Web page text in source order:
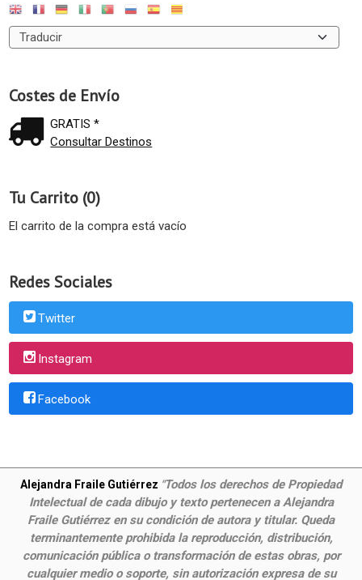
Costes de Envío
GRATIS *
Consultar Destinos
Tu Carrito (0)
El carrito de la compra está vacío
Redes Sociales
Twitter
Instagram
Facebook
Alejandra Fraile Gutiérrez "Todos los derechos de Propiedad
Intelectual de cada dibujo y texto pertenecen a Alejandra
Fraile Gutiérrez en su condición de autora y titular. Queda
terminantemente prohibida la reproducción, distribución,
comunicación pública o transformación de estas obras, por
cualquier medio o soporte, sin autorización expresa de su